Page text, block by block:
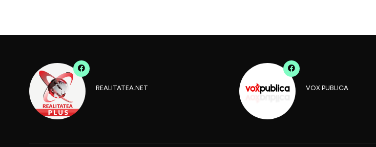
REALITATEA.NET VOX PUBLICA